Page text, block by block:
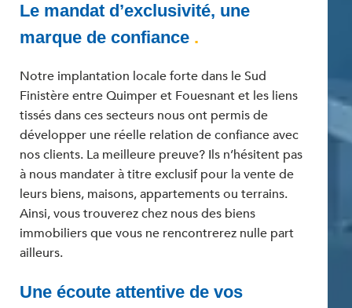
Le mandat d’exclusivité, une
marque de confiance .
Notre implantation locale forte dans le Sud
Finistère entre Quimper et Fouesnant et les liens
tissés dans ces secteurs nous ont permis de
développer une réelle relation de confiance avec
nos clients. La meilleure preuve? Ils n’hésitent pas
à nous mandater à titre exclusif pour la vente de
leurs biens, maisons, appartements ou terrains.
Ainsi, vous trouverez chez nous des biens
immobiliers que vous ne rencontrerez nulle part
ailleurs.
Une écoute attentive de vos